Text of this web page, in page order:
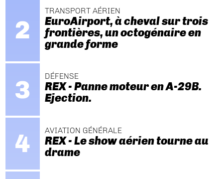
TRANSPORT AÉRIEN
EuroAirport, à cheval sur trois
frontières, un octogénaire en
grande forme
DÉFENSE
REX - Panne moteur en A-29B.
Ejection.
AVIATION GÉNÉRALE
REX - Le show aérien tourne au
drame